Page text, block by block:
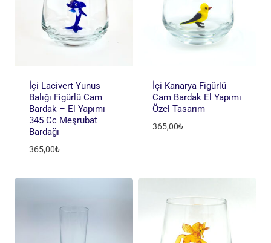
İçi Lacivert Yunus
Balığı Figürlü Cam
Bardak – El Yapımı
345 Cc Meşrubat
Bardağı
365,00₺
İçi Kanarya Figürlü
Cam Bardak El Yapımı
Özel Tasarım
365,00₺